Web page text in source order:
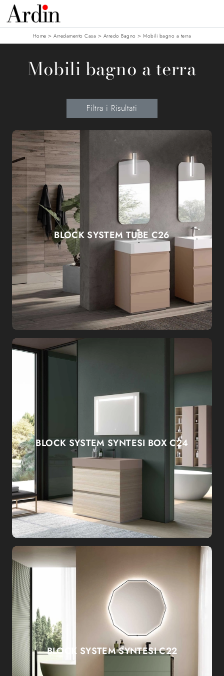
Home >Arredamento Casa > Arredo Bagno >Mobili bagno a terra
Mobili bagno a terra
Filtra i Risultati
BLOCK SYSTEM TUBE C26
BLOCK SYSTEM SYNTESI BOX C24
BLOCK SYSTEM SYNTESI C22